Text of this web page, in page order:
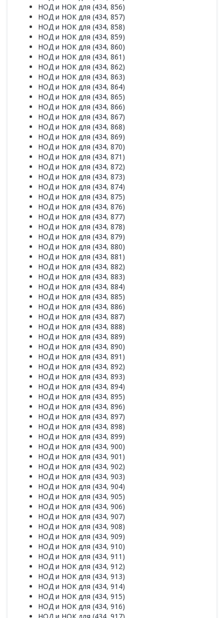
НОД и НОК для (434, 856)
НОД и НОК для (434, 857)
НОД и НОК для (434, 858)
НОД и НОК для (434, 859)
НОД и НОК для (434, 860)
НОД и НОК для (434, 861)
НОД и НОК для (434, 862)
НОД и НОК для (434, 863)
НОД и НОК для (434, 864)
НОД и НОК для (434, 865)
НОД и НОК для (434, 866)
НОД и НОК для (434, 867)
НОД и НОК для (434, 868)
НОД и НОК для (434, 869)
НОД и НОК для (434, 870)
НОД и НОК для (434, 871)
НОД и НОК для (434, 872)
НОД и НОК для (434, 873)
НОД и НОК для (434, 874)
НОД и НОК для (434, 875)
НОД и НОК для (434, 876)
НОД и НОК для (434, 877)
НОД и НОК для (434, 878)
НОД и НОК для (434, 879)
НОД и НОК для (434, 880)
НОД и НОК для (434, 881)
НОД и НОК для (434, 882)
НОД и НОК для (434, 883)
НОД и НОК для (434, 884)
НОД и НОК для (434, 885)
НОД и НОК для (434, 886)
НОД и НОК для (434, 887)
НОД и НОК для (434, 888)
НОД и НОК для (434, 889)
НОД и НОК для (434, 890)
НОД и НОК для (434, 891)
НОД и НОК для (434, 892)
НОД и НОК для (434, 893)
НОД и НОК для (434, 894)
НОД и НОК для (434, 895)
НОД и НОК для (434, 896)
НОД и НОК для (434, 897)
НОД и НОК для (434, 898)
НОД и НОК для (434, 899)
НОД и НОК для (434, 900)
НОД и НОК для (434, 901)
НОД и НОК для (434, 902)
НОД и НОК для (434, 903)
НОД и НОК для (434, 904)
НОД и НОК для (434, 905)
НОД и НОК для (434, 906)
НОД и НОК для (434, 907)
НОД и НОК для (434, 908)
НОД и НОК для (434, 909)
НОД и НОК для (434, 910)
НОД и НОК для (434, 911)
НОД и НОК для (434, 912)
НОД и НОК для (434, 913)
НОД и НОК для (434, 914)
НОД и НОК для (434, 915)
НОД и НОК для (434, 916)